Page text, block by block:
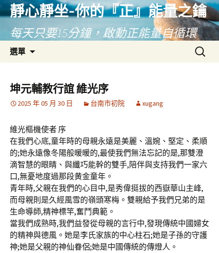
靜心靜坐-你的『正』能量之鑰
每天只要15分鐘，啟動正能量自循環
選單
要
內
容
搜
尋
坤元輔教行誼 維光序
2025 年 05 月 30 日 台南市初院 xugang
維光樞機使者 序
在我們心底,童年時的母親永遠是美麗、溫婉、堅定、柔順
的;她永遠像冬陽般暖暖的,最使我們無法忘記的是,那雙澄
滴智慧的眼睛、與纖巧能幹的雙手,陪伴與支持我們一家六
口,無憂地度過那段黄金童年。
青年時,父親在我們的心目中,是秀偉挺拔的西嶽華山主峰,
而母親則是久經風雪的嶺頭寒梅。雙親給予我們兄弟的是
生命導師,精神標竿,奮鬥典範。
當我們成熟時,我們益發從母親的言行中,發現傳統中國婦女
的精神與德風。她是李氏家族的中心柱石;她是子孫的守護
神;她是父親的神仙眷侶;她是中國傳統的傳燈人。